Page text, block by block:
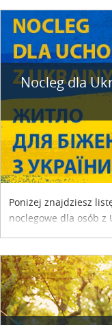
Nocleg dla
Poniżej znajdziesz
noclegowe dla osób z